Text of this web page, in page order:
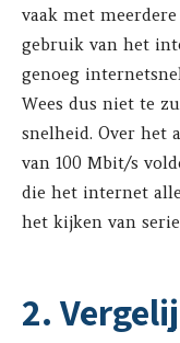
vaak met
gebruik van het
genoeg
Wees dus niet te
snelheid. Over het
van 100 Mbit/s
die het internet
het kijken van
2.